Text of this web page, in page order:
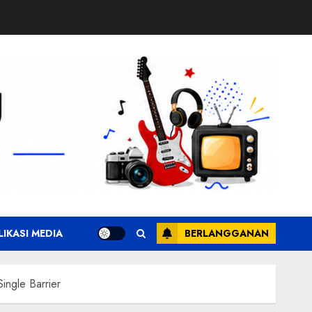
MEDIA BERLANGGANAN
Barrier